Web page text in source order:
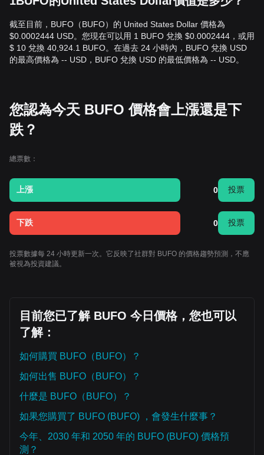
截至目前，BUFO（BUFO）的 United States Dollar 價格為
$0.0002444 USD。您現在可以用 1 BUFO 兌換 $0.0002444，或用
$ 10 兌換 40,924.1 BUFO。在過去 24 小時內，BUFO 兌換 USD
的最高價格為 -- USD，BUFO 兌換 USD 的最低價格為 -- USD。
您認為今天 BUFO 價格會上漲還是下
跌？
總票數：
上漲 0 投票
下跌 0 投票
投票數據每 24 小時更新一次。它反映了社群對 BUFO 的價格趨勢預測，不應
被視為投資建議。
目前您已了解 BUFO 今日價格，您也可以
了解：
如何購買 BUFO（BUFO）？
如何出售 BUFO（BUFO）？
什麼是 BUFO（BUFO）？
如果您購買了 BUFO (BUFO) ，會發生什麼事？
今年、2030 年和 2050 年的 BUFO (BUFO) 價格預
測？